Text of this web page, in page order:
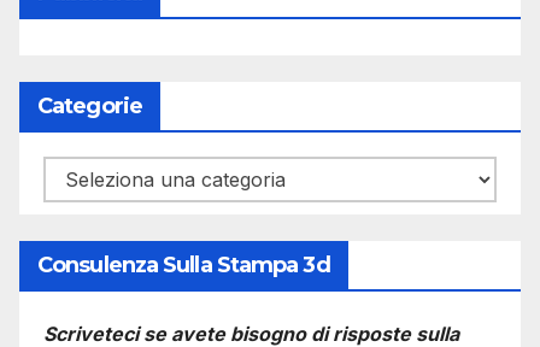
Categorie
Categorie
Consulenza Sulla Stampa 3d
Scriveteci se avete bisogno di risposte sulla